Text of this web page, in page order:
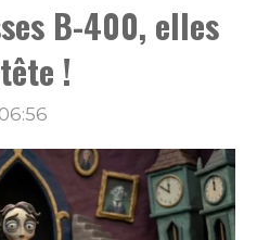
B-400, elles
!